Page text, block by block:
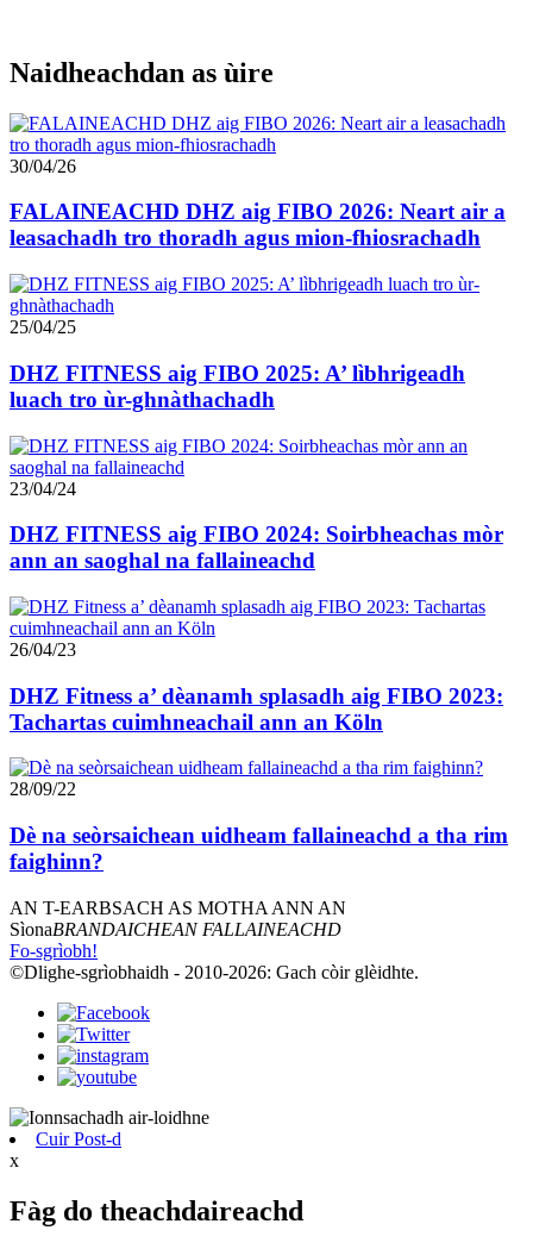
Naidheachdan as ùire
30/04/26
FALAINEACHD DHZ aig FIBO 2026: Neart air a
leasachadh tro thoradh agus mion-fhiosrachadh
25/04/25
DHZ FITNESS aig FIBO 2025: A’ lìbhrigeadh
luach tro ùr-ghnàthachadh
23/04/24
DHZ FITNESS aig FIBO 2024: Soirbheachas mòr
ann an saoghal na fallaineachd
26/04/23
DHZ Fitness a’ dèanamh splasadh aig FIBO 2023:
Tachartas cuimhneachail ann an Köln
28/09/22
Dè na seòrsaichean uidheam fallaineachd a tha rim
faighinn?
AN T-EARBSACH AS MOTHA ANN AN
SìonaBRANDAICHEAN FALLAINEACHD
Fo-sgrìobh!
©Dlighe-sgrìobhaidh - 2010-2026: Gach còir glèidhte.
Cuir Post-d
x
Fàg do theachdaireachd